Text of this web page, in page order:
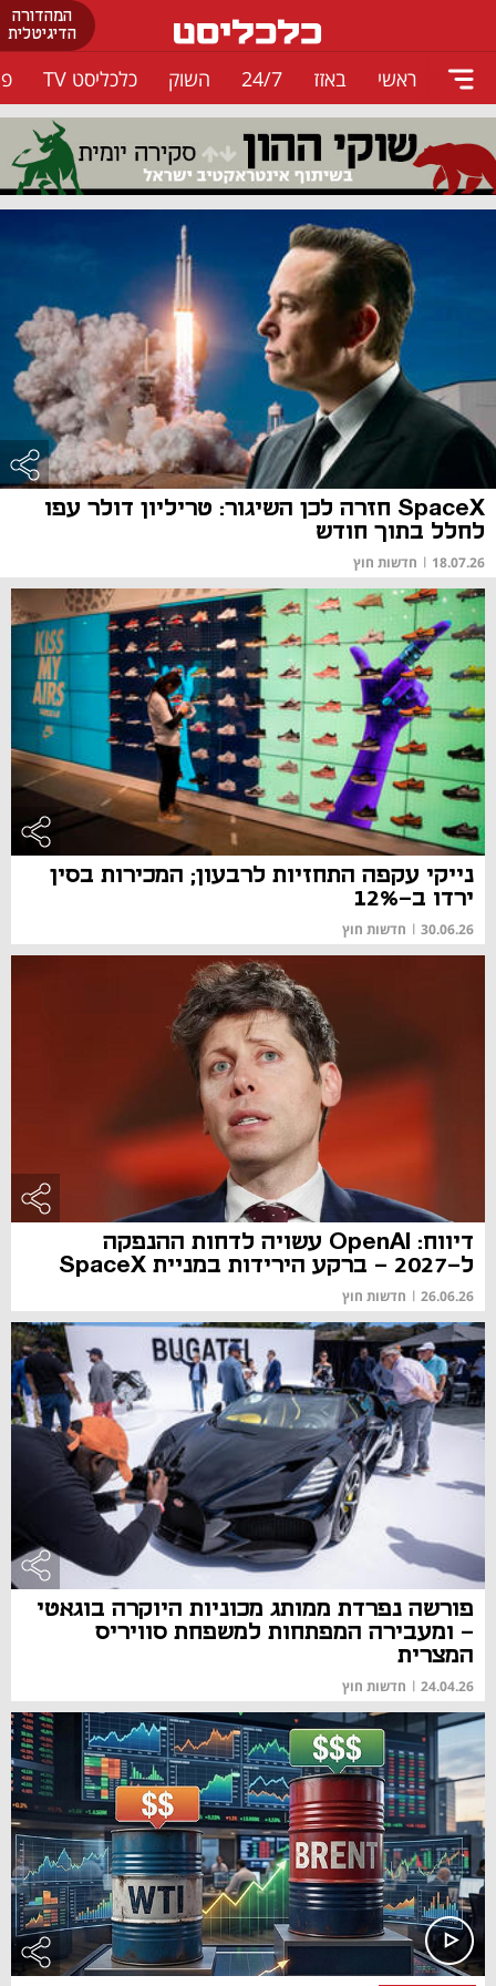
המהדורה
הדיגיטלית
ראשי באזז 24/7 השוק כלכליסט TV
SpaceX חזרה לכן השיגור: טריליון דולר עפו
לחלל בתוך חודש
18.07.26
| חדשות חוץ
נייקי עקפה התחזיות לרבעון; המכירות בסין
ירדו ב-12%
30.06.26
| חדשות חוץ
דיווח: OpenAI עשויה לדחות ההנפקה
ל-2027 - ברקע הירידות במניית SpaceX
26.06.26
| חדשות חוץ
פורשה נפרדת ממותג מכוניות היוקרה בוגאטי
- ומעבירה המפתחות למשפחת סוויריס
המצרית
24.04.26
| חדשות חוץ